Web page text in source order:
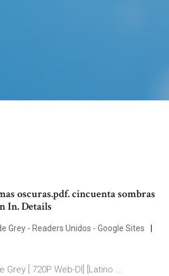
oscuras.pdf. cincuenta sombras
In. Details
Grey - Readers Unidos - Google Sites
Grey [ 720P Web-Dl] [Latino ...